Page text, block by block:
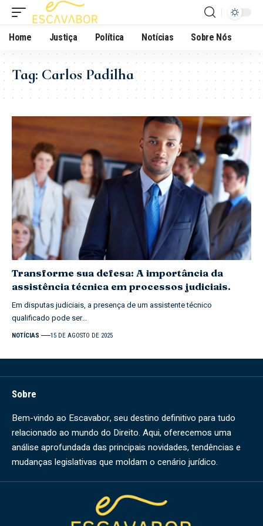
Home Justiça Política Notícias Sobre Nós
Tag:Carlos Padilha
Transforme sua defesa: A importância da
assistência técnica em processos judiciais.
Em disputas judiciais, a presença de um assistente técnico
qualificado pode ser…
NOTÍCIAS 15 DE AGOSTO DE 2025
Sobre
Bem-vindo ao Escavabor, seu destino definitivo para tudo
relacionado ao mundo do Direito. Aqui, oferecemos uma
análise aprofundada das principais novidades, tendências e
mudanças legislativas que moldam o cenário jurídico.